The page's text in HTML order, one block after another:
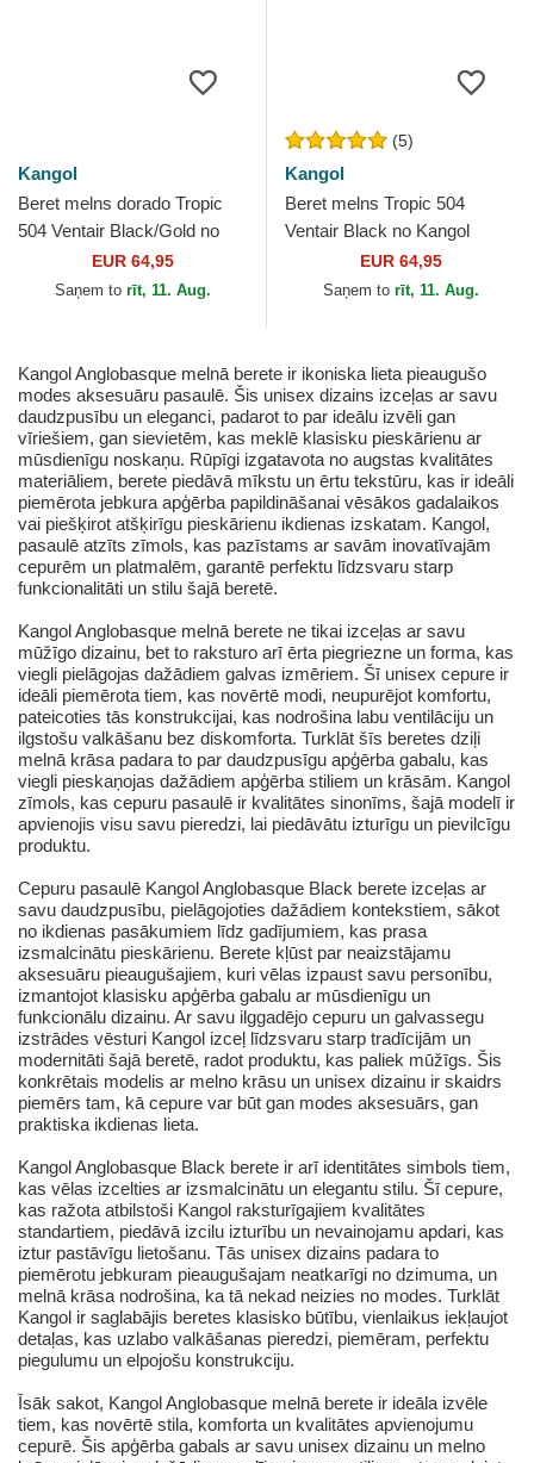
Kangol
Beret melns dorado Tropic
504 Ventair Black/Gold no
EUR 64,95
Saņem to rīt, 11. Aug.
(5)
Kangol
Beret melns Tropic 504
Ventair Black no Kangol
EUR 64,95
Saņem to rīt, 11. Aug.
Kangol Anglobasque melnā berete ir ikoniska lieta pieaugušo
modes aksesuāru pasaulē. Šis unisex dizains izceļas ar savu
daudzpusību un eleganci, padarot to par ideālu izvēli gan
vīriešiem, gan sievietēm, kas meklē klasisku pieskārienu ar
mūsdienīgu noskaņu. Rūpīgi izgatavota no augstas kvalitātes
materiāliem, berete piedāvā mīkstu un ērtu tekstūru, kas ir ideāli
piemērota jebkura apģērba papildināšanai vēsākos gadalaikos
vai piešķirot atšķirīgu pieskārienu ikdienas izskatam. Kangol,
pasaulē atzīts zīmols, kas pazīstams ar savām inovatīvajām
cepurēm un platmalēm, garantē perfektu līdzsvaru starp
funkcionalitāti un stilu šajā beretē.
Kangol Anglobasque melnā berete ne tikai izceļas ar savu
mūžīgo dizainu, bet to raksturo arī ērta piegriezne un forma, kas
viegli pielāgojas dažādiem galvas izmēriem. Šī unisex cepure ir
ideāli piemērota tiem, kas novērtē modi, neupurējot komfortu,
pateicoties tās konstrukcijai, kas nodrošina labu ventilāciju un
ilgstošu valkāšanu bez diskomforta. Turklāt šīs beretes dziļi
melnā krāsa padara to par daudzpusīgu apģērba gabalu, kas
viegli pieskaņojas dažādiem apģērba stiliem un krāsām. Kangol
zīmols, kas cepuru pasaulē ir kvalitātes sinonīms, šajā modelī ir
apvienojis visu savu pieredzi, lai piedāvātu izturīgu un pievilcīgu
produktu.
Cepuru pasaulē Kangol Anglobasque Black berete izceļas ar
savu daudzpusību, pielāgojoties dažādiem kontekstiem, sākot
no ikdienas pasākumiem līdz gadījumiem, kas prasa
izsmalcinātu pieskārienu. Berete kļūst par neaizstājamu
aksesuāru pieaugušajiem, kuri vēlas izpaust savu personību,
izmantojot klasisku apģērba gabalu ar mūsdienīgu un
funkcionālu dizainu. Ar savu ilggadējo cepuru un galvassegu
izstrādes vēsturi Kangol izceļ līdzsvaru starp tradīcijām un
modernitāti šajā beretē, radot produktu, kas paliek mūžīgs. Šis
konkrētais modelis ar melno krāsu un unisex dizainu ir skaidrs
piemērs tam, kā cepure var būt gan modes aksesuārs, gan
praktiska ikdienas lieta.
Kangol Anglobasque Black berete ir arī identitātes simbols tiem,
kas vēlas izcelties ar izsmalcinātu un elegantu stilu. Šī cepure,
kas ražota atbilstoši Kangol raksturīgajiem kvalitātes
standartiem, piedāvā izcilu izturību un nevainojamu apdari, kas
iztur pastāvīgu lietošanu. Tās unisex dizains padara to
piemērotu jebkuram pieaugušajam neatkarīgi no dzimuma, un
melnā krāsa nodrošina, ka tā nekad neizies no modes. Turklāt
Kangol ir saglabājis beretes klasisko būtību, vienlaikus iekļaujot
detaļas, kas uzlabo valkāšanas pieredzi, piemēram, perfektu
piegulumu un elpojošu konstrukciju.
Īsāk sakot, Kangol Anglobasque melnā berete ir ideāla izvēle
tiem, kas novērtē stila, komforta un kvalitātes apvienojumu
cepurē. Šis apģērba gabals ar savu unisex dizainu un melno